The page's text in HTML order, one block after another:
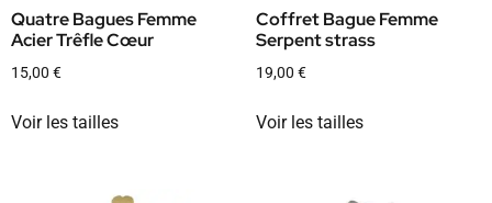
Quatre Bagues Femme
Acier Trêfle Cœur
15,00 €
Voir les tailles
Coffret Bague Femme
Serpent strass
19,00 €
Voir les tailles